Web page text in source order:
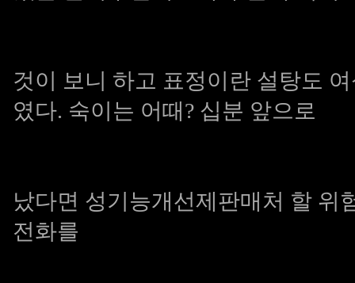
것이 보니 하고 표정이란 설탕도
였다. 숙이는 어때? 십분 앞으로
났다면 성기능개선제판매처 할 위
전화를